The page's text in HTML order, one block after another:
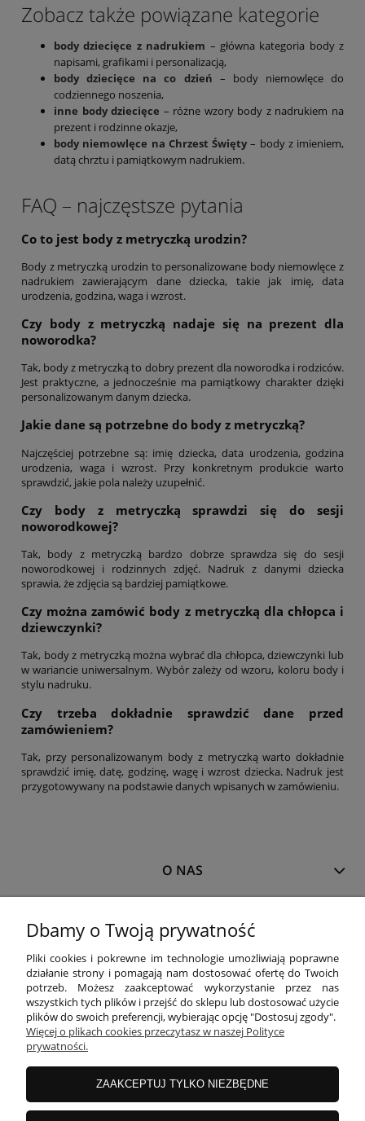
Zobacz także powiązane kategorie
body dziecięce z nadrukiem – główna kategoria body z
napisami, grafikami i personalizacją,
body dziecięce na co dzień – body niemowlęce do
codziennego noszenia,
inne body dziecięce – różne wzory body z nadrukiem na
prezent i rodzinne okazje,
body niemowlęce na Chrzest Święty – body z imieniem,
datą chrztu i pamiątkowym nadrukiem.
FAQ – najczęstsze pytania
Co to jest body z metryczką urodzin?
Body z metryczką urodzin to personalizowane body niemowlęce z
nadrukiem zawierającym dane dziecka, takie jak imię, data
urodzenia, godzina, waga i wzrost.
Czy body z metryczką nadaje się na prezent dla
noworodka?
Tak, body z metryczką to dobry prezent dla noworodka i rodziców.
Jest praktyczne, a jednocześnie ma pamiątkowy charakter dzięki
personalizowanym danym dziecka.
Jakie dane są potrzebne do body z metryczką?
Najczęściej potrzebne są: imię dziecka, data urodzenia, godzina
urodzenia, waga i wzrost. Przy konkretnym produkcie warto
sprawdzić, jakie pola należy uzupełnić.
Czy body z metryczką sprawdzi się do sesji
noworodkowej?
Tak, body z metryczką bardzo dobrze sprawdza się do sesji
noworodkowej i rodzinnych zdjęć. Nadruk z danymi dziecka
sprawia, że zdjęcia są bardziej pamiątkowe.
Czy można zamówić body z metryczką dla chłopca i
dziewczynki?
Tak, body z metryczką można wybrać dla chłopca, dziewczynki lub
w wariancie uniwersalnym. Wybór zależy od wzoru, koloru body i
stylu nadruku.
Czy trzeba dokładnie sprawdzić dane przed
zamówieniem?
Tak, przy personalizowanym body z metryczką warto dokładnie
sprawdzić imię, datę, godzinę, wagę i wzrost dziecka. Nadruk jest
przygotowywany na podstawie danych wpisanych w zamówieniu.
O NAS
MOJE KONTO
PŁATNOŚCI I DOSTAWA
INFORMACJE
KOLEKCJE
Dbamy o Twoją prywatność
Pliki cookies i pokrewne im technologie umożliwiają poprawne
działanie strony i pomagają nam dostosować ofertę do Twoich
potrzeb. Możesz zaakceptować wykorzystanie przez nas
wszystkich tych plików i przejść do sklepu lub dostosować użycie
plików do swoich preferencji, wybierając opcję "Dostosuj zgody".
Więcej o plikach cookies przeczytasz w naszej Polityce
prywatności.
ZAAKCEPTUJ TYLKO NIEZBĘDNE